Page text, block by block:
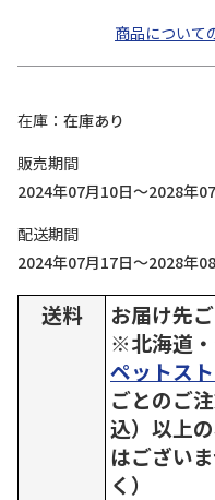
商品について
在庫
在庫あり
販売期間
2024年07月10日～2028年
配送期間
2024年07月17日～2028年
送料
お届け先
※北海道・
ペットス
ごとのご
込）以上
はござい
く）